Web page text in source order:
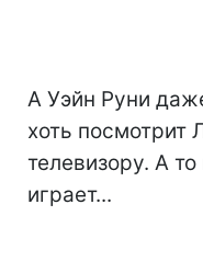
А Уэйн Руни
хоть посмотрит
телевизору. А
играет...